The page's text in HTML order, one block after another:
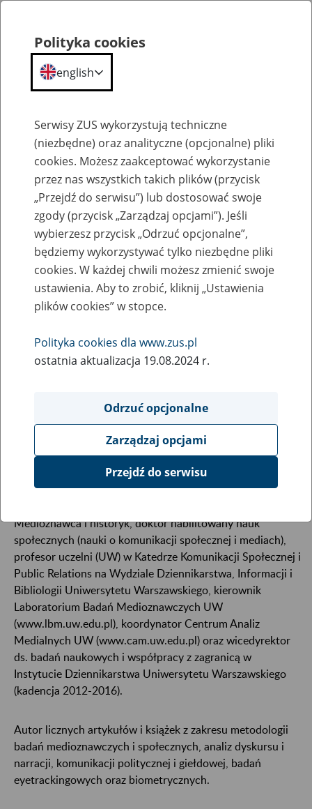
Biogramy
Dr hab. Tomasz Gackowski, prof.
UW
Medioznawca i historyk, doktor habilitowany nauk
społecznych (nauki o komunikacji społecznej i mediach),
profesor uczelni (UW) w Katedrze Komunikacji Społecznej i
Public Relations na Wydziale Dziennikarstwa, Informacji i
Bibliologii Uniwersytetu Warszawskiego, kierownik
Laboratorium Badań Medioznawczych UW
(www.lbm.uw.edu.pl), koordynator Centrum Analiz
Medialnych UW (www.cam.uw.edu.pl) oraz wicedyrektor
ds. badań naukowych i współpracy z zagranicą w
Instytucie Dziennikarstwa Uniwersytetu Warszawskiego
(kadencja 2012-2016).
Autor licznych artykułów i książek z zakresu metodologii
badań medioznawczych i społecznych, analiz dyskursu i
narracji, komunikacji politycznej i giełdowej, badań
eyetrackingowych oraz biometrycznych.
Polityka cookies
english
Serwisy ZUS wykorzystują techniczne
(niezbędne) oraz analityczne (opcjonalne) pliki
cookies. Możesz zaakceptować wykorzystanie
przez nas wszystkich takich plików (przycisk
„Przejdź do serwisu”) lub dostosować swoje
zgody (przycisk „Zarządzaj opcjami”). Jeśli
wybierzesz przycisk „Odrzuć opcjonalne”,
będziemy wykorzystywać tylko niezbędne pliki
cookies. W każdej chwili możesz zmienić swoje
ustawienia. Aby to zrobić, kliknij „Ustawienia
plików cookies” w stopce.
Polityka cookies dla www.zus.pl
ostatnia aktualizacja 19.08.2024 r.
Odrzuć opcjonalne
Zarządzaj opcjami
Przejdź do serwisu